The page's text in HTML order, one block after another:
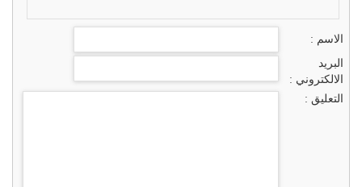
الاسم :
البريد
الالكتروني :
التعليق :